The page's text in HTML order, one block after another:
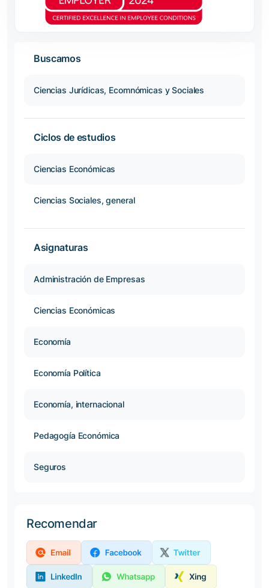
Buscamos
Ciencias Jurídicas, Ecomnómicas y Sociales
Ciclos de estudios
Ciencias Económicas
Ciencias Sociales, general
Asignaturas
Administración de Empresas
Ciencias Económicas
Economía
Economía Política
Economía, internacional
Pedagogía Económica
Seguros
Recomendar